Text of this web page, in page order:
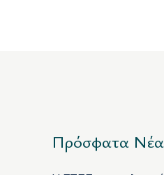
Πρόσφατα Νέα